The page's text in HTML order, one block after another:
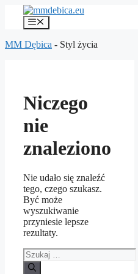
Przejdź
treści
Menu
MM Dębica - Styl życia
Niczego
nie
znaleziono
Nie udało się znaleźć
tego, czego szukasz.
Być może
wyszukiwanie
przyniesie lepsze
rezultaty.
Szukaj: